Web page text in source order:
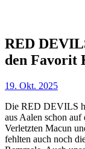
RED
den Favorit
19. Okt. 2025
Die RED DEVILS
aus Aalen schon
Verletzten Macun
fehlten auch noch